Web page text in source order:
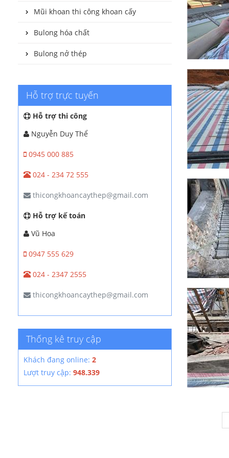
Mũi khoan thi công khoan cấy
Bulong hóa chất
Bulong nở thép
Hỗ trợ trực tuyến
Hỗ trợ thi công
Nguyễn Duy Thể
0945 000 885
024 - 234 72 555
thicongkhoancaythep@gmail.com
Hỗ trợ kế toán
Vũ Hoa
0947 555 629
024 - 2347 2555
thicongkhoancaythep@gmail.com
Thống kê truy cập
Khách đang online:2
Lượt truy cập:948.339